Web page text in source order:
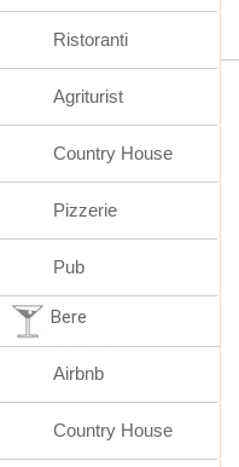
Ristoranti
Agriturist
Country House
Pizzerie
Pub
Bere
Airbnb
Country House